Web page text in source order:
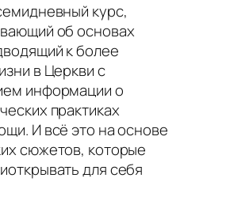
курс,
об основах
к более
в Церкви с
информации о
практиках
И всё это на основе
сюжетов, которые
для себя